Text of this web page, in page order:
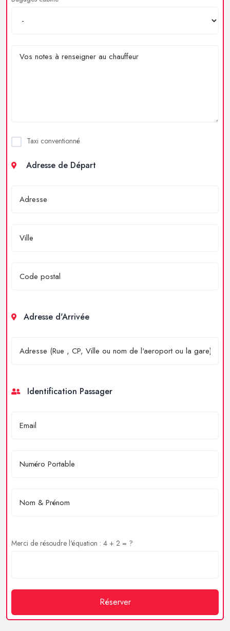
Taxi conventionné
Adresse de Départ
Adresse d'Arrivée
Identification Passager
Merci de résoudre l'équation : 4 + 2 = ?
Réserver